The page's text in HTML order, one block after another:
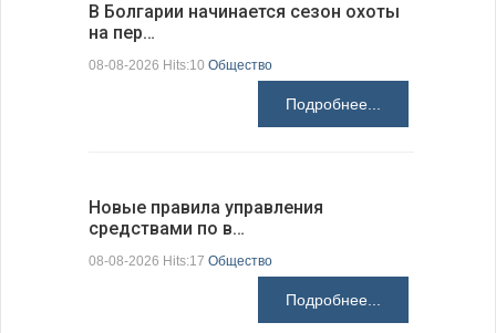
В Болгарии начинается сезон охоты
на пер…
08-08-2026 Hits:10 Общество
Подробнее...
Новые правила управления
средствами по в…
08-08-2026 Hits:17 Общество
Подробнее...